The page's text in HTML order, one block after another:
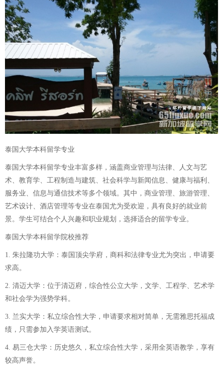
泰国大学本科留学专业
泰国大学本科留学专业丰富多样，涵盖商业管理与法律、人文与艺
术、教育学、工程制造与建筑、社会科学与新闻信息、健康与福利、
服务业、信息与通信技术等多个领域。其中，商业管理、旅游管理、
艺术设计、酒店管理等专业在泰国尤为受欢迎，具有良好的就业前
景。学生可结合个人兴趣和职业规划，选择适合的留学专业。
泰国大学本科留学院校推荐
1. 朱拉隆功大学：泰国顶尖学府，商科和法律专业尤为突出，申请要
求高。
2. 清迈大学：位于清迈府，综合性公立大学，文学、工程学、艺术学
和社会学为强势学科。
3. 兰实大学：私立综合性大学，申请要求相对简单，无需雅思托福成
绩，只需参加入学英语测试。
4. 易三仓大学：历史悠久，私立综合性大学，采用全英语教学，享有
较高声誉。